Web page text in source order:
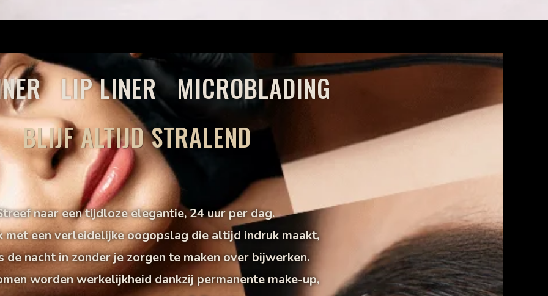
LIP LINER MICROBLADING
BLIJF ALTIJD STRALEND
naar een tijdloze elegantie, 24 uur per dag.
met een verleidelijke oogopslag die altijd indruk maakt,
de nacht in zonder je zorgen te maken over bijwerken.
worden werkelijkheid dankzij permanente make-up,